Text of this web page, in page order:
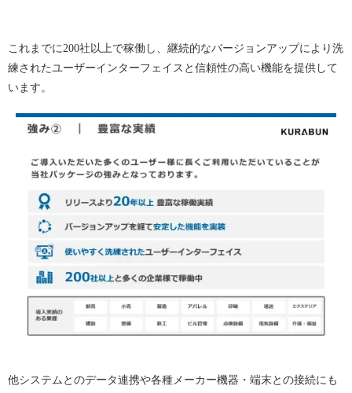
これまでに200社以上で稼働し、継続的なバージョンアップにより洗
練されたユーザーインターフェイスと信頼性の高い機能を提供して
います。
他システムとのデータ連携や各種メーカー機器・端末との接続にも